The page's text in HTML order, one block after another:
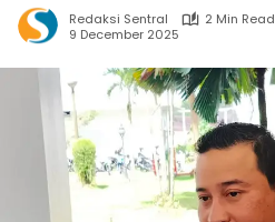
Redaksi Sentral
2 Min Read
9 December 2025